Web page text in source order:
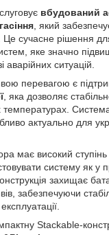
вбудований
, який
сучасне рішення
яке значно
ситуацій.
перевагою є
, яка дозволяє
температурах.
актуально для
має високий ступінь
систему як у
захищає
забезпечуючи
Stackable-